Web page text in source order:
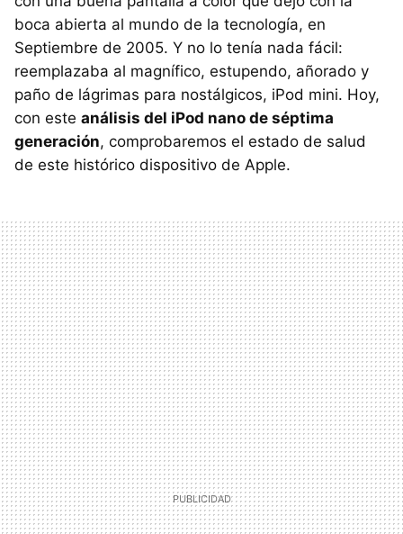
boca abierta al mundo de la tecnología, en
Septiembre de 2005. Y no lo tenía nada fácil:
reemplazaba al magnífico, estupendo, añorado y
paño de lágrimas para nostálgicos, iPod mini. Hoy,
con este análisis del iPod nano de séptima
generación, comprobaremos el estado de salud
de este histórico dispositivo de Apple.